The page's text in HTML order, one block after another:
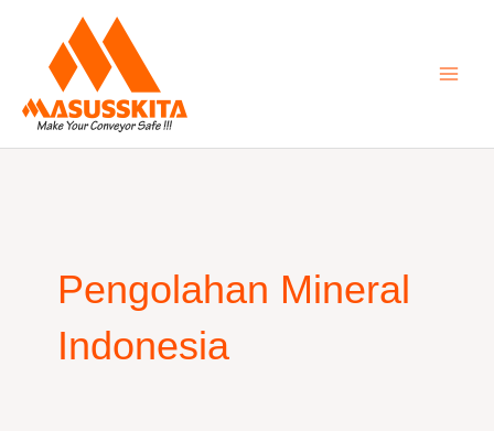
content
Pengolahan Mineral
Indonesia